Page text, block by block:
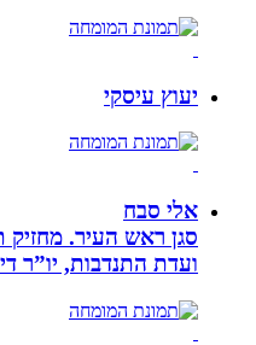
יעוץ עיסקי
אלי סבח
סגן ראש העיר. מחזיק
ועדת התנדבות, יו”ר